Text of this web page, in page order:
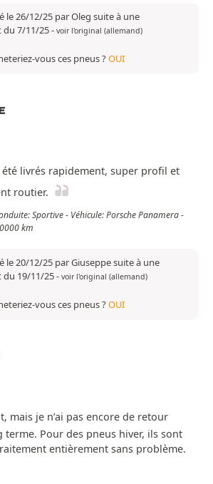
le 26/12/25 par Oleg suite à une
du 7/11/25- voir l'original (allemand)
vous ces pneus ?OUI
été livrés rapidement, super profil et
routier.
Sportive - Véhicule: Porsche Panamera -
km
le 20/12/25 par Giuseppe suite à une
du 19/11/25- voir l'original (allemand)
vous ces pneus ?OUI
mais je n’ai pas encore de retour
terme. Pour des pneus hiver, ils sont
entièrement sans problème.